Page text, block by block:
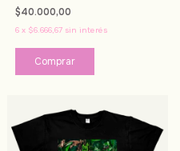
$40.000,00
6 x $6.666,67 sin interés
Comprar